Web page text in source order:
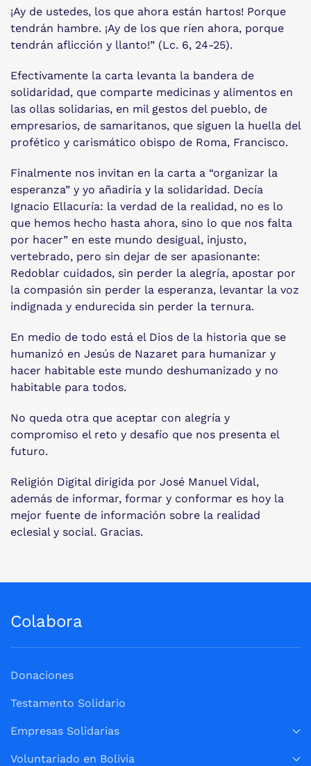
¡Ay de ustedes, los que ahora están hartos! Porque
tendrán hambre. ¡Ay de los que ríen ahora, porque
tendrán aflicción y llanto!” (Lc. 6, 24-25).
Efectivamente la carta levanta la bandera de
solidaridad, que comparte medicinas y alimentos en
las ollas solidarias, en mil gestos del pueblo, de
empresarios, de samaritanos, que siguen la huella del
profético y carismático obispo de Roma, Francisco.
Finalmente nos invitan en la carta a “organizar la
esperanza” y yo añadiría y la solidaridad. Decía
Ignacio Ellacuría: la verdad de la realidad, no es lo
que hemos hecho hasta ahora, sino lo que nos falta
por hacer” en este mundo desigual, injusto,
vertebrado, pero sin dejar de ser apasionante:
Redoblar cuidados, sin perder la alegría, apostar por
la compasión sin perder la esperanza, levantar la voz
indignada y endurecida sin perder la ternura.
En medio de todo está el Dios de la historia que se
humanizó en Jesús de Nazaret para humanizar y
hacer habitable este mundo deshumanizado y no
habitable para todos.
No queda otra que aceptar con alegría y
compromiso el reto y desafío que nos presenta el
futuro.
Religión Digital dirigida por José Manuel Vidal,
además de informar, formar y conformar es hoy la
mejor fuente de información sobre la realidad
eclesial y social. Gracias.
Colabora
Donaciones
Testamento Solidario
Empresas Solidarias
Voluntariado en Bolivia